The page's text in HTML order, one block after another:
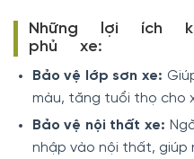
Những lợi ích
phủ xe:
Bảo vệ lớp sơn xe:
màu, tăng tuổi thọ cho
Bảo vệ nội thất xe:
nhập vào nội thất, giúp